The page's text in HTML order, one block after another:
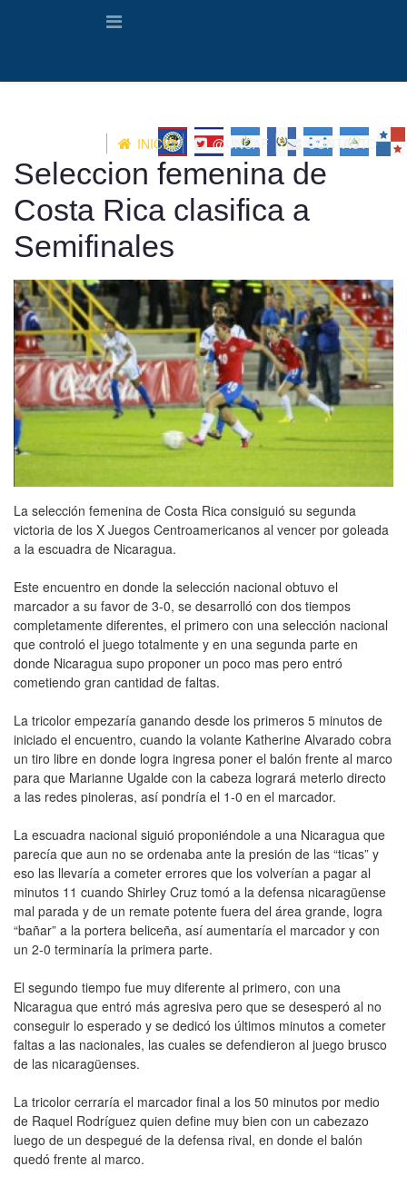
INICIO @UNCAF CONTACTO
Seleccion femenina de
Costa Rica clasifica a
Semifinales
La selección femenina de Costa Rica consiguió su segunda
victoria de los X Juegos Centroamericanos al vencer por goleada
a la escuadra de Nicaragua.
Este encuentro en donde la selección nacional obtuvo el
marcador a su favor de 3-0, se desarrolló con dos tiempos
completamente diferentes, el primero con una selección nacional
que controló el juego totalmente y en una segunda parte en
donde Nicaragua supo proponer un poco mas pero entró
cometiendo gran cantidad de faltas.
La tricolor empezaría ganando desde los primeros 5 minutos de
iniciado el encuentro, cuando la volante Katherine Alvarado cobra
un tiro libre en donde logra ingresa poner el balón frente al marco
para que Marianne Ugalde con la cabeza logrará meterlo directo
a las redes pinoleras, así pondría el 1-0 en el marcador.
La escuadra nacional siguió proponiéndole a una Nicaragua que
parecía que aun no se ordenaba ante la presión de las “ticas” y
eso las llevaría a cometer errores que los volverían a pagar al
minutos 11 cuando Shirley Cruz tomó a la defensa nicaragüense
mal parada y de un remate potente fuera del área grande, logra
“bañar” a la portera beliceña, así aumentaría el marcador y con
un 2-0 terminaría la primera parte.
El segundo tiempo fue muy diferente al primero, con una
Nicaragua que entró más agresiva pero que se desesperó al no
conseguir lo esperado y se dedicó los últimos minutos a cometer
faltas a las nacionales, las cuales se defendieron al juego brusco
de las nicaragüenses.
La tricolor cerraría el marcador final a los 50 minutos por medio
de Raquel Rodríguez quien define muy bien con un cabezazo
luego de un despegué de la defensa rival, en donde el balón
quedó frente al marco.